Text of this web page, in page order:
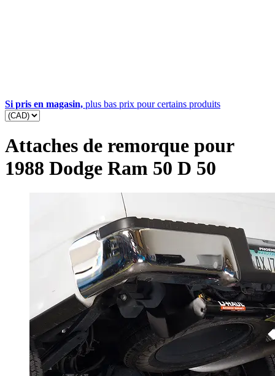
Si pris en magasin, plus bas prix pour certains produits
Attaches de remorque pour
1988 Dodge Ram 50 D 50